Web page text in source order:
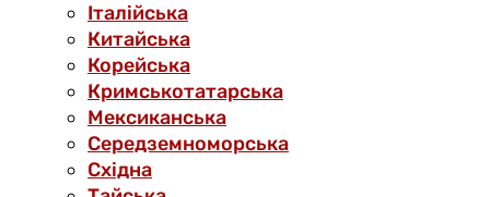
Італійська
Китайська
Корейська
Кримськотатарська
Мексиканська
Середземноморська
Східна